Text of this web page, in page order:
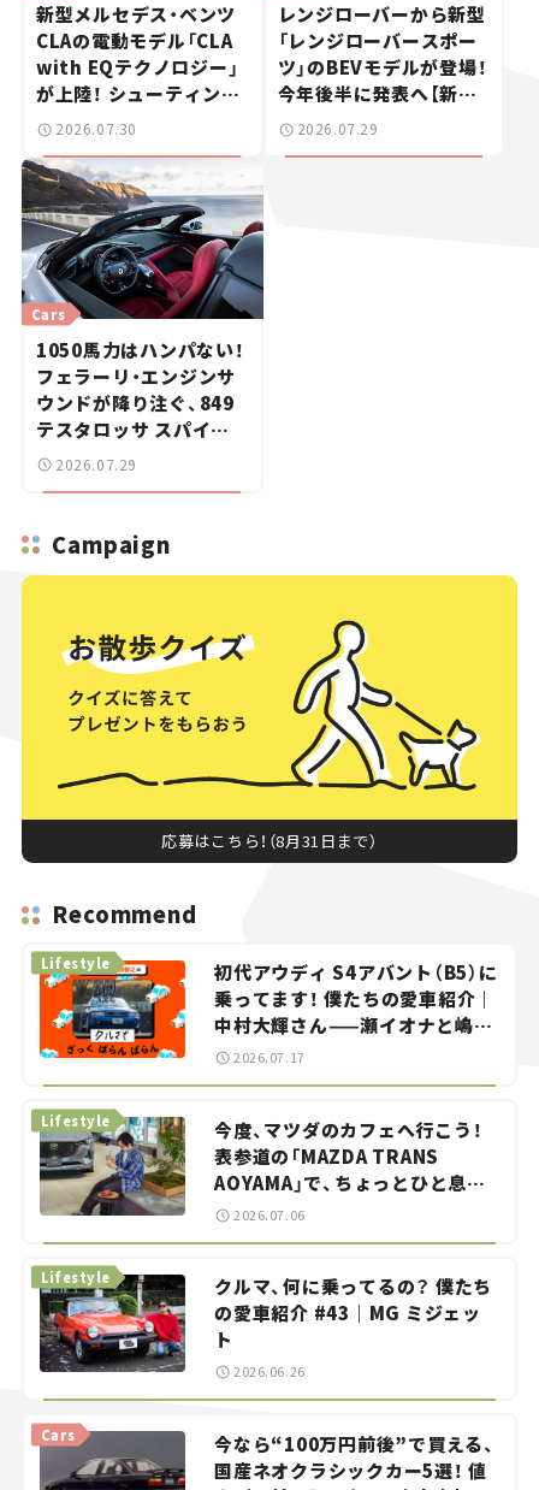
新型メルセデス・ベンツ
CLAの電動モデル「CLA
with EQテクノロジー」
が上陸！ シューティング
ブレークも発売【新車ニ
2026.07.30
レンジローバーから新型
「レンジローバースポー
ツ」のBEVモデルが登場！
今年後半に発表へ【新車
ニュース】
2026.07.29
Cars
1050馬力はハンパない！
フェラーリ・エンジンサ
ウンドが降り注ぐ、849
テスタロッサ スパイダ
ーに試乗。
2026.07.29
Campaign
応募はこちら！（8月31日まで）
Recommend
初代アウディ S4アバント（B5）に
乗ってます！ 僕たちの愛車紹介｜
中村大輝さん——瀬イオナと嶋田
智之の「クルマでざっくばらんば
らん！」＃20
Lifestyle
2026.07.17
今度、マツダのカフェへ行こう！
表参道の「MAZDA TRANS
AOYAMA」で、ちょっとひと息。
——連載｜CCGとクルマでどうす
Lifestyle
2026.07.06
クルマ、何に乗ってるの？ 僕たち
の愛車紹介 #43｜MG ミジェッ
ト
Lifestyle
2026.06.26
今なら“100万円前後”で買える、
国産ネオクラシックカー5選！ 値
Cars